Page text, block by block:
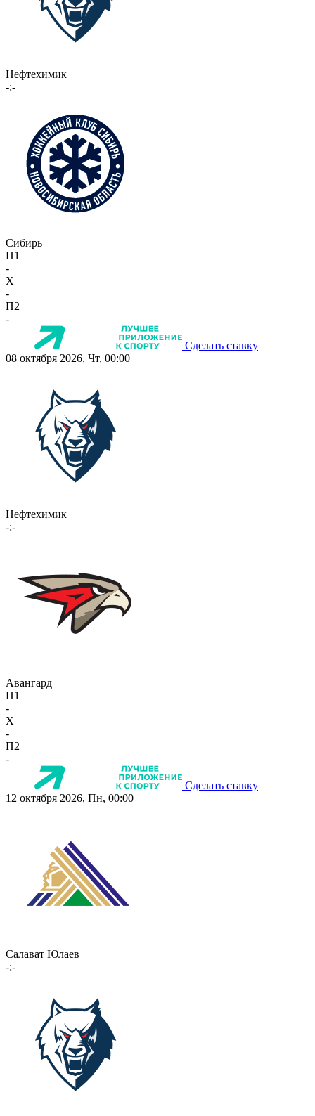
Нефтехимик
-:-
Сибирь
П1
-
X
-
П2
-
Сделать ставку
08 октября 2026, Чт, 00:00
Нефтехимик
-:-
Авангард
П1
-
X
-
П2
-
Сделать ставку
12 октября 2026, Пн, 00:00
Салават Юлаев
-:-